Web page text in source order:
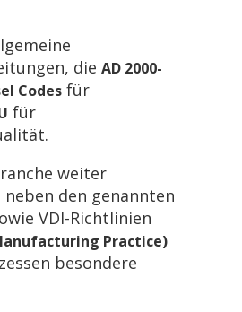
die AD 2000-
Codes für
für
weiter
den genannten
VDI-Richtlinien
Practice)
besondere